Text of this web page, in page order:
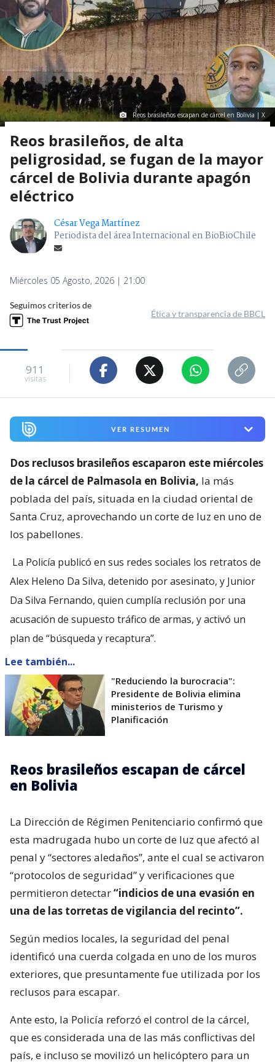
Reos brasileños escapan de cárcel en Bolivia | X
Reos brasileños, de alta
peligrosidad, se fugan de la mayor
cárcel de Bolivia durante apagón
eléctrico
César Vega Martínez
Periodista del área Internacional en BioBioChile
Miércoles 05 Agosto, 2026 | 21:00
Seguimos criterios de
Ética y transparencia de BBCL
911
visitas
VER RESUMEN
Dos reclusos brasileños escaparon este miércoles
de la cárcel de Palmasola en Bolivia, la más
poblada del país, situada en la ciudad oriental de
Santa Cruz, aprovechando un corte de luz en uno de
los pabellones.
La Policía publicó en sus redes sociales los retratos de
Alex Heleno Da Silva, detenido por asesinato, y Junior
Da Silva Fernando, quien cumplía reclusión por una
acusación de supuesto tráfico de armas, y activó un
plan de “búsqueda y recaptura”.
Lee también...
"Reduciendo la burocracia":
Presidente de Bolivia elimina
ministerios de Turismo y
Planificación
Reos brasileños escapan de cárcel
en Bolivia
La Dirección de Régimen Penitenciario confirmó que
esta madrugada hubo un corte de luz que afectó al
penal y “sectores aledaños”, ante el cual se activaron
“protocolos de seguridad” y verificaciones que
permitieron detectar“indicios de una evasión en
una de las torretas de vigilancia del recinto”.
Según medios locales, la seguridad del penal
identificó una cuerda colgada en uno de los muros
exteriores, que presuntamente fue utilizada por los
reclusos para escapar.
Ante esto, la Policía reforzó el control de la cárcel,
que es considerada una de las más conflictivas del
país, e incluso se movilizó un helicóptero para un